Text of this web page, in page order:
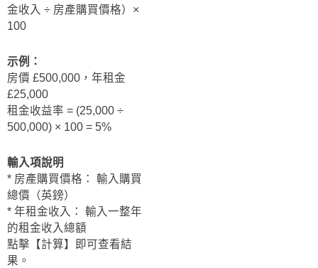
金收入 ÷ 房產購買價格）×
100
示例：
房價 £500,000，年租金
£25,000
租金收益率 = (25,000 ÷
500,000) × 100 = 5%
輸入項說明
* 房產購買價格： 輸入購買
總價（英鎊）
* 年租金收入： 輸入一整年
的租金收入總額
點擊【計算】即可查看結
果。